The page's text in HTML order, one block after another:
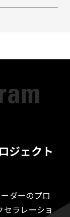
ジェクト
ダーのプロ
セラレーショ